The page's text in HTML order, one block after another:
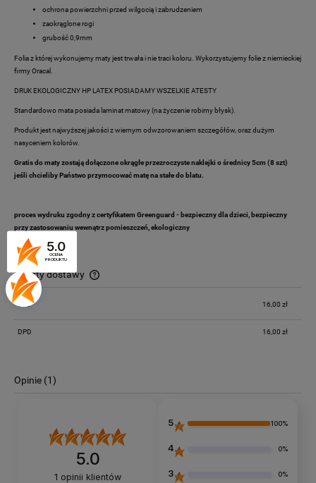
ochrona powierzchni przed wilgocią i zabrudzeniem
zaokrąglone rogi
grubość 0,9mm
Folia z której wykonujemy maty jest trwała i nie traci koloru. Wykorzystujemy folie z niemieckiej
firmy Oracal.
DRUK EKOLOGICZNY HP LATEX POSIADAMY WSZELKIE ATESTY
Standardowo mata posiada laminat matowy (na życzenie robimy błysk).
Produkt jest najwyższej jakości z wiernym odwzorowaniem szczegółów, oraz dużym
nasyceniem kolorów.
Gratis do maty zostają dołączone okrągłe przezroczyste naklejki o średnicy 5cm (8 szt)
jeśli chcieliby Państwo przymocować matę na stałe do blatu.
proces wydruku zgodny z certyfikatem Greenguard - bezpieczny dla dzieci, bezpieczny
przy zastosowaniu wewnątrz pomieszczeń, ekologiczny
Koszty dostawy
Cena nie zawiera ewentualnych kosztów płatności
GLS 16,00 zł
DPD 16,00 zł
Opinie (1)
5.0
1 opinii klientów
5 100%
4 0%
3 0%
5.0
OCENA
PRODUKTU